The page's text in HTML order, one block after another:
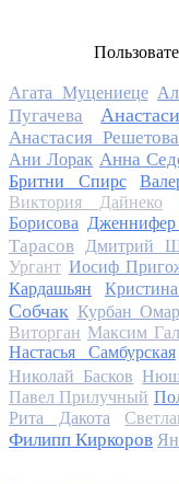
Агата Муцениеце
Пугачева
Анастасия Решетова
Ани Лорак Анна
Бритни Спирс
Виктория Дайнеко
Борисова
Тарасов
Дмитрий
Ургант Иосиф
Кардашьян
Собчак Курбан
Виторган Максим
Настасья Самбурская
Николай Басков
Павел Прилучный
Рита Дакота
Филипп Киркоров